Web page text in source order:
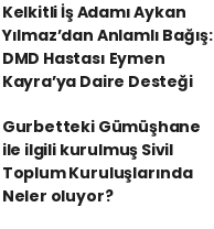
Kelkitli İş Adamı Aykan
Yılmaz’dan Anlamlı Bağış:
DMD Hastası Eymen
Kayra’ya Daire Desteği
Gurbetteki Gümüşhane
ile ilgili kurulmuş Sivil
Toplum Kuruluşlarında
Neler oluyor?